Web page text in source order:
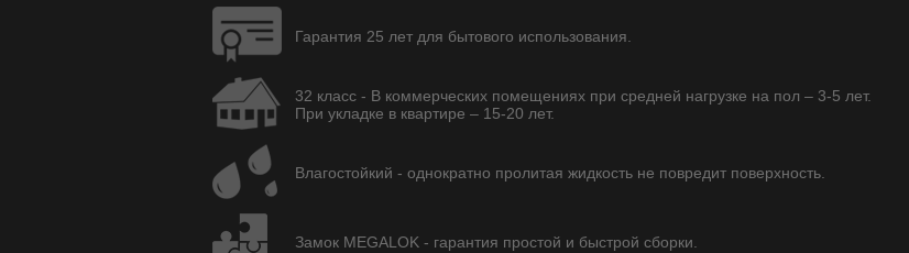
Гарантия 25 лет для бытового использования.
32 класс - В коммерческих помещениях при средней нагрузке на пол – 3-5 лет.
При укладке в квартире – 15-20 лет.
Влагостойкий - однократно пролитая жидкость не повредит поверхность.
Замок MEGALOK - гарантия простой и быстрой сборки.